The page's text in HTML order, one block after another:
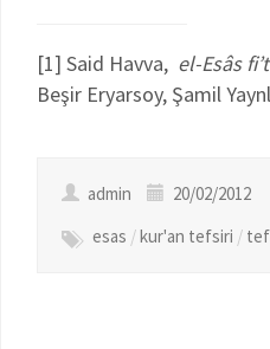
[1] Said Havva, el-Esâs
Beşir Eryarsoy, Şamil
admin
20/02/2012
esas /kur'an tefsiri /